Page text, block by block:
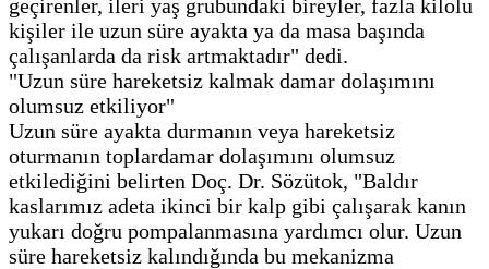
geçirenler, ileri yaş grubundaki bireyler, fazla kilolu
kişiler ile uzun süre ayakta ya da masa başında
çalışanlarda da risk artmaktadır" dedi.
"Uzun süre hareketsiz kalmak damar dolaşımını
olumsuz etkiliyor"
Uzun süre ayakta durmanın veya hareketsiz
oturmanın toplardamar dolaşımını olumsuz
etkilediğini belirten Doç. Dr. Sözütok, "Baldır
kaslarımız adeta ikinci bir kalp gibi çalışarak kanın
yukarı doğru pompalanmasına yardımcı olur. Uzun
süre hareketsiz kalındığında bu mekanizma